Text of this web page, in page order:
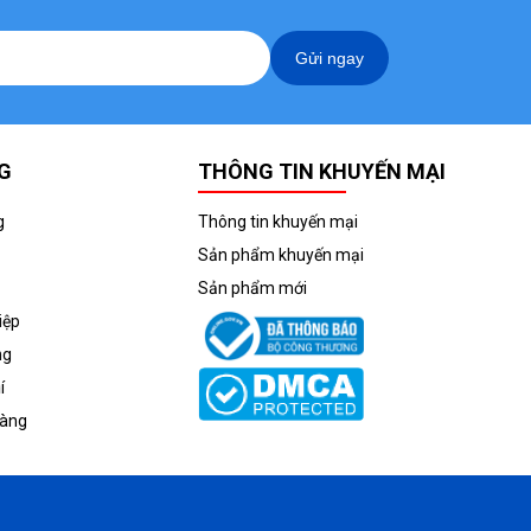
Gửi ngay
THÔNG TIN KHUYẾN MẠI
Thông tin khuyến mại
Sản phẩm khuyến mại
Sản phẩm mới